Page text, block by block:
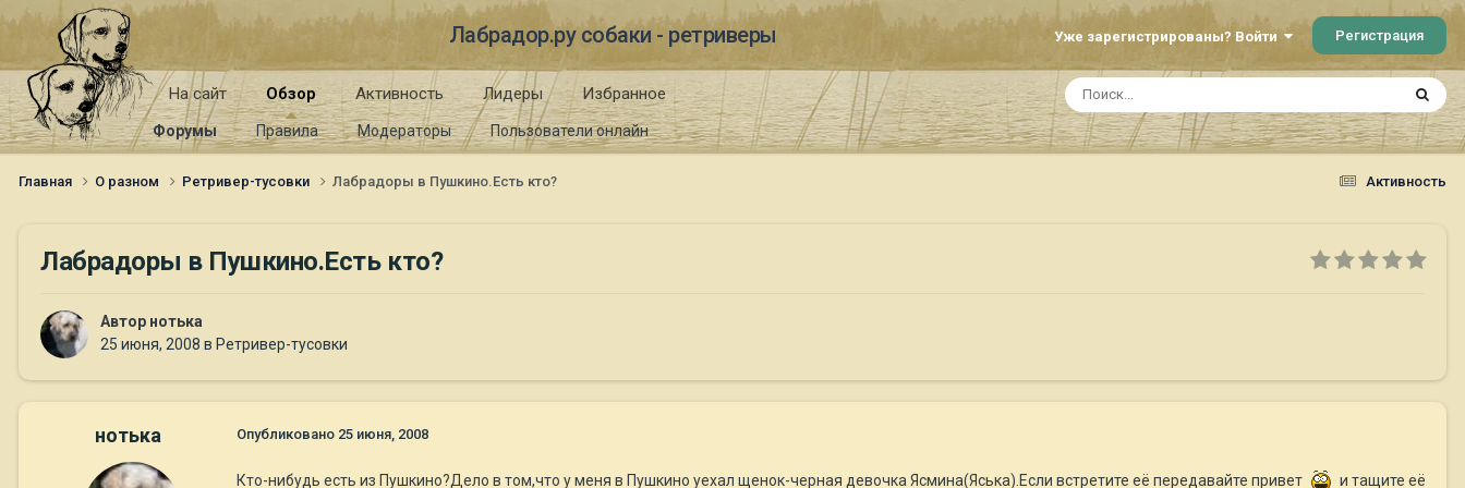
Лабрадор.ру собаки - ретриверы Уже зарегистрированы? Войти Регистрация
На сайт Обзор
Форумы Правила Модераторы Пользователи онлайн
Активность Лидеры Избранное
Активность
Главная О разном Ретривер-тусовки Лабрадоры в Пушкино.Есть кто?
Лабрадоры в Пушкино.Есть кто?
Автор нотька
25 июня, 2008 в Ретривер-тусовки
нотька Опубликовано 25 июня, 2008
Кто-нибудь есть из Пушкино?Дело в том,что у меня в Пушкино уехал щенок-черная девочка Ясмина(Яська).Если встретите её передавайте привет
и тащите её